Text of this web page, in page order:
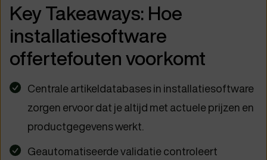
Key Takeaways: Hoe
installatiesoftware
offertefouten voorkomt
Centrale artikeldatabases in installatiesoftware
zorgen ervoor dat je altijd met actuele prijzen en
productgegevens werkt.
Geautomatiseerde validatie controleert